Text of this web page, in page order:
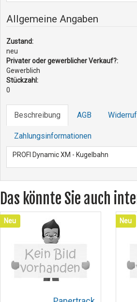
Allgemeine Angaben
Zustand:
neu
Privater oder gewerblicher Verkauf?:
Gewerblich
Stückzahl:
0
Beschreibung AGB
Zahlungsinformationen
PROFI Dynamic XM - Kugelbahn
Das könnte Sie auch
Neu Neu